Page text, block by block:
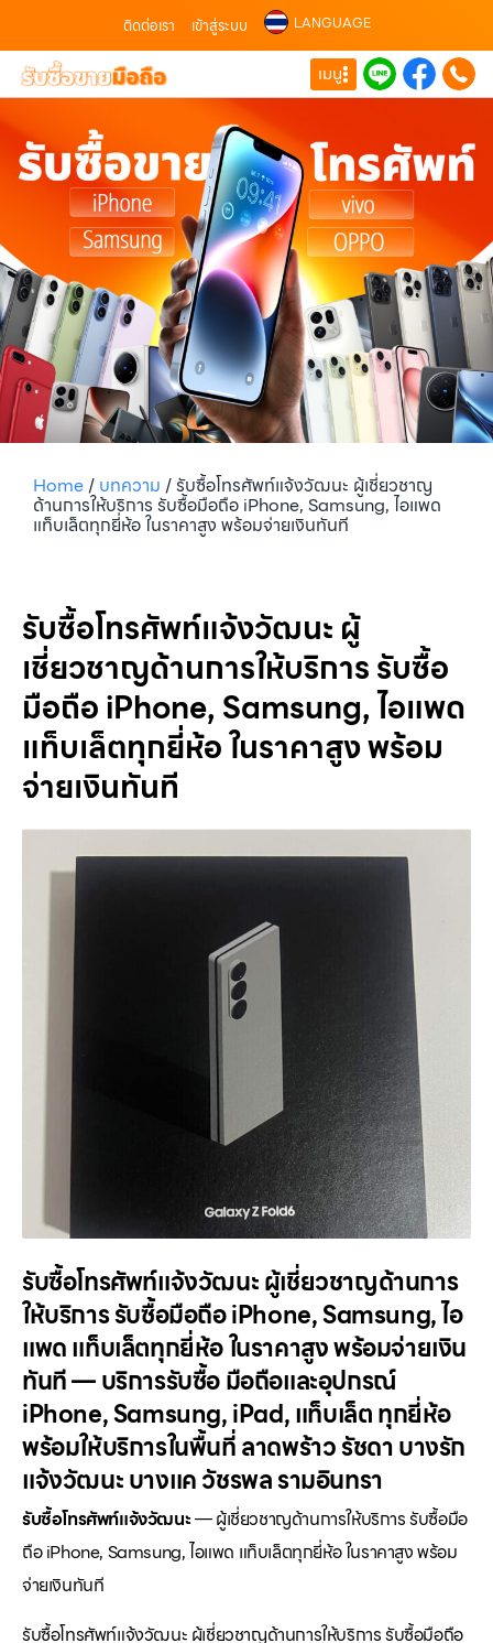
ติดต่อเรา เข้าสู่ระบบ LANGUAGE
เมนู
Home/ บทความ /รับซื้อโทรศัพท์แจ้งวัฒนะ ผู้เชี่ยวชาญ
ด้านการให้บริการ รับซื้อมือถือ iPhone, Samsung, ไอแพด
แท็บเล็ตทุกยี่ห้อ ในราคาสูง พร้อมจ่ายเงินทันที
รับซื้อโทรศัพท์แจ้งวัฒนะ ผู้
เชี่ยวชาญด้านการให้บริการ รับซื้อ
มือถือ iPhone, Samsung, ไอแพด
แท็บเล็ตทุกยี่ห้อ ในราคาสูง พร้อม
จ่ายเงินทันที
รับซื้อโทรศัพท์แจ้งวัฒนะ ผู้เชี่ยวชาญด้านการ
ให้บริการ รับซื้อมือถือ iPhone, Samsung, ไอ
แพด แท็บเล็ตทุกยี่ห้อ ในราคาสูง พร้อมจ่ายเงิน
ทันที — บริการรับซื้อ มือถือและอุปกรณ์
iPhone, Samsung, iPad, แท็บเล็ต ทุกยี่ห้อ
พร้อมให้บริการในพื้นที่ ลาดพร้าว รัชดา บางรัก
แจ้งวัฒนะ บางแค วัชรพล รามอินทรา
รับซื้อโทรศัพท์แจ้งวัฒนะ— ผู้เชี่ยวชาญด้านการให้บริการ รับซื้อมือ
ถือ iPhone, Samsung, ไอแพด แท็บเล็ตทุกยี่ห้อ ในราคาสูง พร้อม
จ่ายเงินทันที
รับซื้อโทรศัพท์แจ้งวัฒนะ ผู้เชี่ยวชาญด้านการให้บริการ รับซื้อมือถือ